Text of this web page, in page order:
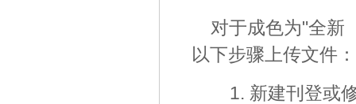
对于成色为"全新
以下步骤上传文件：
1. 新建刊登或